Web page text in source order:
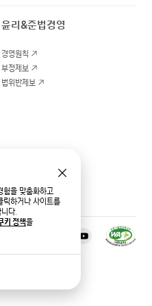
윤리&준법경영
경영원칙
부정제보
법위반제보
험을 맞춤화하고
릭하거나 사이트를
다.
키 정책을